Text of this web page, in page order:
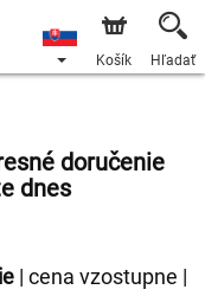
Košík Hľadať
doručenie
dnes
| cena vzostupne |